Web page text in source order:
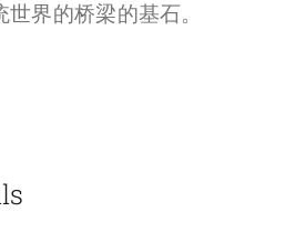
界的桥梁的基石。